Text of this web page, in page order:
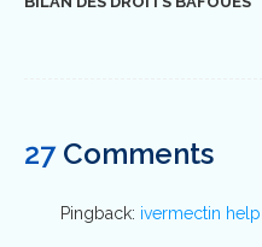
navigation
27Comments
Pingback: ivermectin